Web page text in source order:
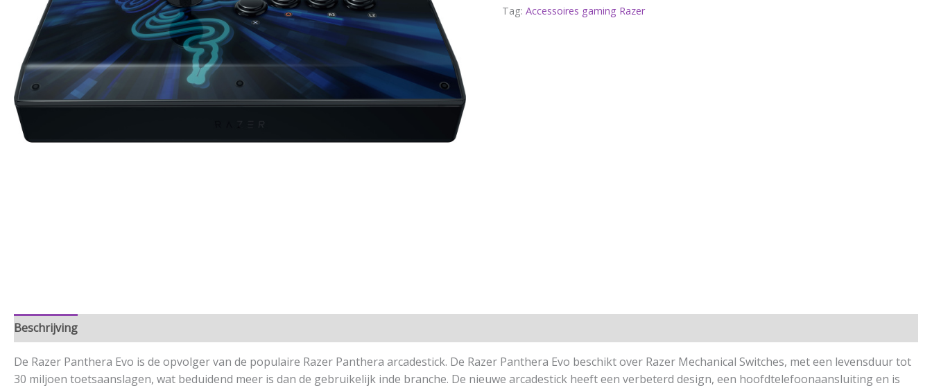
Tag:Accessoires gaming Razer
Beschrijving
De Razer Panthera Evo is de opvolger van de populaire Razer Panthera arcadestick. De Razer Panthera Evo beschikt over Razer Mechanical Switches, met een levensduur tot
30 miljoen toetsaanslagen, wat beduidend meer is dan de gebruikelijk inde branche. De nieuwe arcadestick heeft een verbeterd design, een hoofdtelefoonaansluiting en is